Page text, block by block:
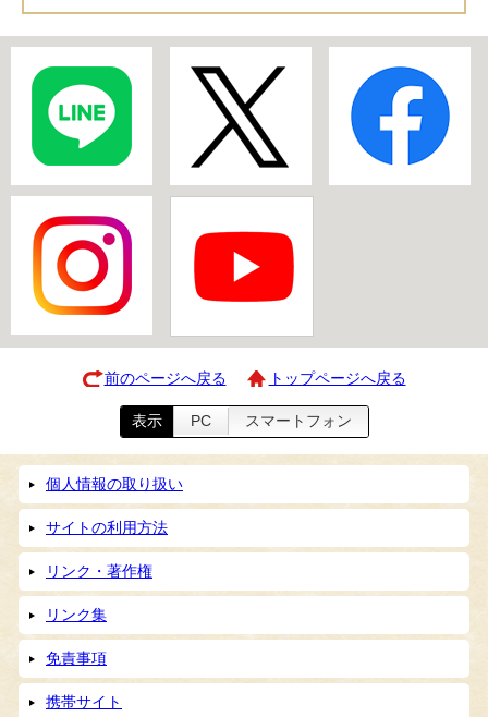
前のページへ戻る トップページへ戻る
表示 PC スマートフォン
個人情報の取り扱い
サイトの利用方法
リンク・著作権
リンク集
免責事項
携帯サイト